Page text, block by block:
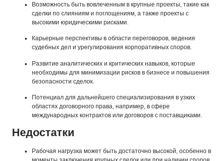
Возможность быть вовлеченным в крупные проекты, такие как
сделки по слияниям и поглощениям, а также проекты с
высокими юридическими рисками.
Карьерные перспективы в области переговоров, ведения
судебных дел и урегулирования корпоративных споров.
Развитие аналитических и критических навыков, которые
необходимы для минимизации рисков в бизнесе и повышения
безопасности сделок.
Потенциал для дальнейшего специализирования в узких
областях договорного права, например, в сфере
международных контрактов или договоров с поставщиками.
Недостатки
Рабочая нагрузка может быть достаточно высокой, особенно в